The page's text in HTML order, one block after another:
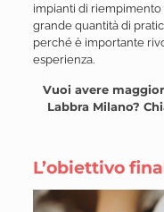
impianti di
grande quantità di
perché è importante
esperienza.
Vuoi avere
Labbra Milano?
L’obiettivo